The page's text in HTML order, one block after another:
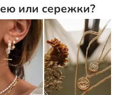
или сережки?